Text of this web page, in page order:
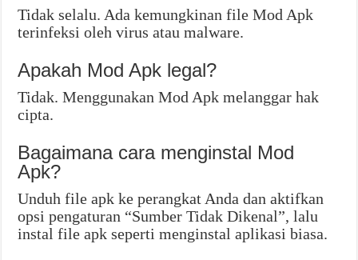
Tidak selalu. Ada kemungkinan file Mod Apk
terinfeksi oleh virus atau malware.
Apakah Mod Apk legal?
Tidak. Menggunakan Mod Apk melanggar hak
cipta.
Bagaimana cara menginstal Mod
Apk?
Unduh file apk ke perangkat Anda dan aktifkan
opsi pengaturan “Sumber Tidak Dikenal”, lalu
instal file apk seperti menginstal aplikasi biasa.